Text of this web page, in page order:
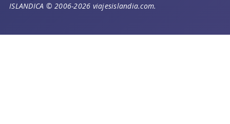
ISLANDICA © 2006-2026 viajesislandia.com.